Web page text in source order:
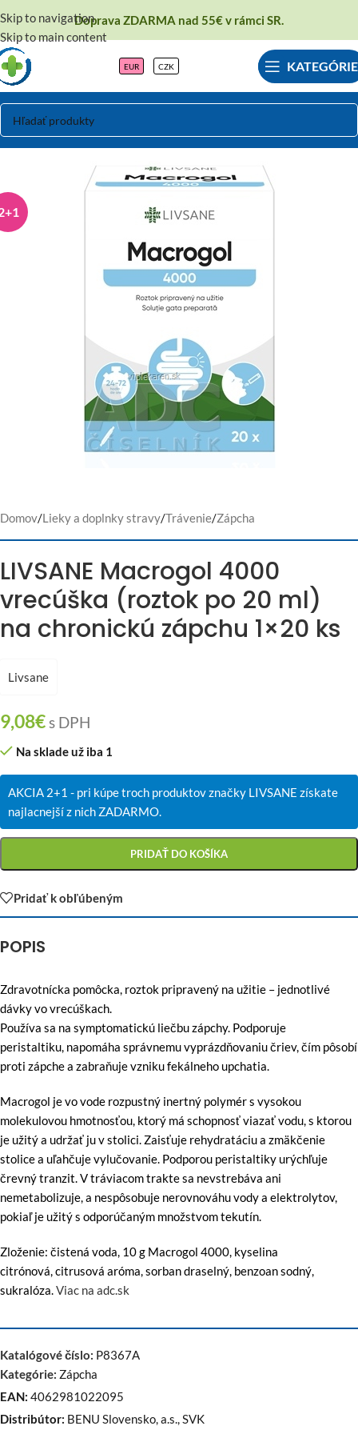
Skip to navigation
Skip to main content
Doprava ZDARMA nad 55€ v rámci SR.
EUR CZK KATEGÓRIE
Domov/Lieky a doplnky stravy/Trávenie/Zápcha
LIVSANE Macrogol 4000
vrecúška (roztok po 20 ml)
na chronickú zápchu 1×20 ks
Livsane
9,08€s DPH
Na sklade už iba 1
AKCIA 2+1 - pri kúpe troch produktov značky LIVSANE získate
najlacnejší z nich ZADARMO.
PRIDAŤ DO KOŠÍKA
Pridať k obľúbeným
POPIS
Zdravotnícka pomôcka, roztok pripravený na užitie – jednotlivé
dávky vo vrecúškach.
Používa sa na symptomatickú liečbu zápchy. Podporuje
peristaltiku, napomáha správnemu vyprázdňovaniu čriev, čím pôsobí
proti zápche a zabraňuje vzniku fekálneho upchatia.
Macrogol je vo vode rozpustný inertný polymér s vysokou
molekulovou hmotnosťou, ktorý má schopnosť viazať vodu, s ktorou
je užitý a udržať ju v stolici. Zaisťuje rehydratáciu a zmäkčenie
stolice a uľahčuje vylučovanie. Podporou peristaltiky urýchľuje
črevný tranzit. V tráviacom trakte sa nevstrebáva ani
nemetabolizuje, a nespôsobuje nerovnováhu vody a elektrolytov,
pokiaľ je užitý s odporúčaným množstvom tekutín.
Zloženie: čistená voda, 10 g Macrogol 4000, kyselina
citrónová, citrusová aróma, sorban draselný, benzoan sodný,
sukralóza.Viac na adc.sk
Katalógové číslo: P8367A
Kategórie: Zápcha
EAN: 4062981022095
Distribútor: BENU Slovensko, a.s., SVK